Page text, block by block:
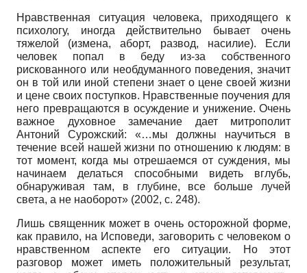
Нравственная ситуация человека, приходящего к
психологу, иногда действительно бывает очень
тяжелой (измена, аборт, развод, насилие). Если
человек попал в беду из-за собственного
рискованного или необдуманного поведения, значит
он в той или иной степени знает о цене своей жизни
и цене своих поступков. Нравственные поучения для
него превращаются в осуждение и унижение. Очень
важное духовное замечание дает митрополит
Антоний Сурожский: «…мы должны научиться в
течение всей нашей жизни по отношению к людям: в
тот момент, когда мы отрешаемся от суждения, мы
начинаем делаться способными видеть вглубь,
обнаруживая там, в глубине, все больше лучей
света, а не наоборот» (2002, с. 248).
Лишь священник может в очень осторожной форме,
как правило, на Исповеди, заговорить с человеком о
нравственном аспекте его ситуации. Но этот
разговор может иметь положительный результат,